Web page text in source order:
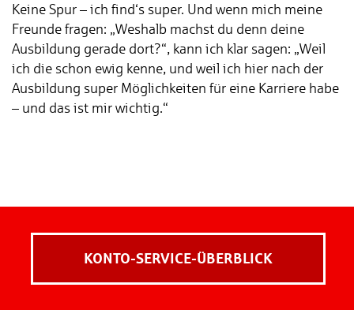
Keine Spur – ich find‘s super. Und wenn mich meine
Freunde fragen: „Weshalb machst du denn deine
Ausbildung gerade dort?“, kann ich klar sagen: „Weil
ich die schon ewig kenne, und weil ich hier nach der
Ausbildung super Möglichkeiten für eine Karriere habe
– und das ist mir wichtig.“
KONTO-SERVICE-ÜBERBLICK